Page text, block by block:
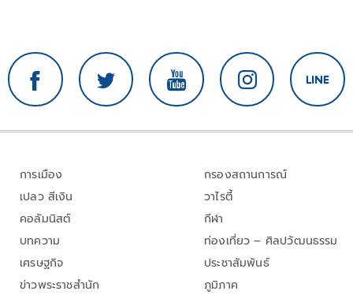
การเมือง
เปลว สีเงิน
คอลัมนิสต์
บทความ
เศรษฐกิจ
ข่าวพระราชสำนัก
กรองสถานการณ์
วาไรตี้
กีฬา
ท่องเที่ยว – ศิลปวัฒนธรรม
ประชาสัมพันธ์
ภูมิภาค